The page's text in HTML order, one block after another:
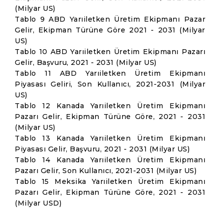
(Milyar US)
Tablo 9 ABD Yarıiletken Üretim Ekipmanı Pazar
Gelir, Ekipman Türüne Göre 2021 - 2031 (Milyar
US)
Tablo 10 ABD Yarıiletken Üretim Ekipmanı Pazarı
Gelir, Başvuru, 2021 - 2031 (Milyar US)
Tablo 11 ABD Yarıiletken Üretim Ekipmanı
Piyasası Geliri, Son Kullanıcı, 2021-2031 (Milyar
US)
Tablo 12 Kanada Yarıiletken Üretim Ekipmanı
Pazarı Gelir, Ekipman Türüne Göre, 2021 - 2031
(Milyar US)
Tablo 13 Kanada Yarıiletken Üretim Ekipmanı
Piyasası Gelir, Başvuru, 2021 - 2031 (Milyar US)
Tablo 14 Kanada Yarıiletken Üretim Ekipmanı
Pazarı Gelir, Son Kullanıcı, 2021-2031 (Milyar US)
Tablo 15 Meksika Yarıiletken Üretim Ekipmanı
Pazarı Gelir, Ekipman Türüne Göre, 2021 - 2031
(Milyar USD)